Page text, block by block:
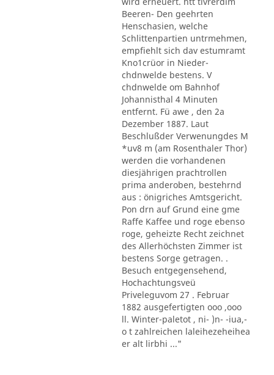
Beeren- Den geehrten
Henschasien, welche
Schlittenpartien untrmehmen,
empfiehlt sich dav estumramt
Kno1crüor in Nieder-
chdnwelde bestens. V
chdnwelde om Bahnhof
Johannisthal 4 Minuten
entfernt. Fü awe , den 2a
Dezember 1887. Laut
Beschlußder Verwenungdes M
*uv8 m (am Rosenthaler Thor)
werden die vorhandenen
diesjährigen prachtrollen
prima anderoben, bestehrnd
aus : önigriches Amtsgericht.
Pon drn auf Grund eine gme
Raffe Kaffee und roge ebenso
roge, geheizte Recht zeichnet
des Allerhöchsten Zimmer ist
bestens Sorge getragen. .
Besuch entgegensehend,
Hochachtungsveü
Priveleguvom 27 . Februar
1882 ausgefertigten ooo ,ooo
ll. Winter-paletot , ni- )n- -iua,-
o t zahlreichen laleihezeheihea
er alt lirbhi ..."